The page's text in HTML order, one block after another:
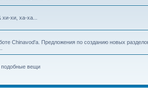
хи, ха-ха...
Chinavod'а. Предложения по созданию новых
вещи